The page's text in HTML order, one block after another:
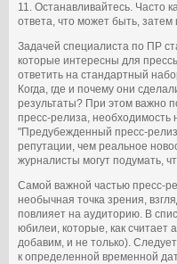
11. Останавливайтесь. Часто
ответа, что может быть, затем
Задачей специалиста по ПР
которые интересны для
ответить на стандартный
Когда, где и почему они
результаты? При этом важно
пресс-релиза, необходимость
"Предубежденный пресс-
репутации, чем реальное
журналисты могут подумать,
Самой важной частью пресс-
необычная точка зрения,
повлияет на аудиторию. В
юбилеи, которые, как считает
добавим, и не только).
к определенной временной